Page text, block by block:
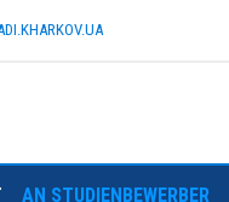
UA
AN STUDIENBEWERBER